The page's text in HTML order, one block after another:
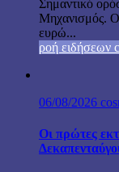
Σημαντικό
Μηχανισμός.
ευρώ...
ροή ειδήσεων
06/08/2026
Οι πρώτες